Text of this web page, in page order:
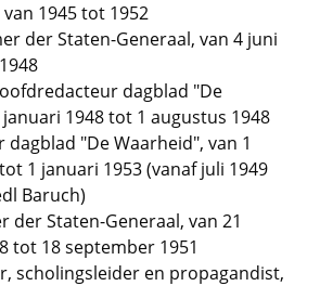
1945 tot 1952
der Staten-Generaal, van 4 juni
dagblad "De
1948 tot 1 augustus 1948
"De Waarheid", van 1
1 januari 1953 (vanaf juli 1949
Baruch)
der Staten-Generaal, van 21
tot 18 september 1951
scholingsleider en propagandist,